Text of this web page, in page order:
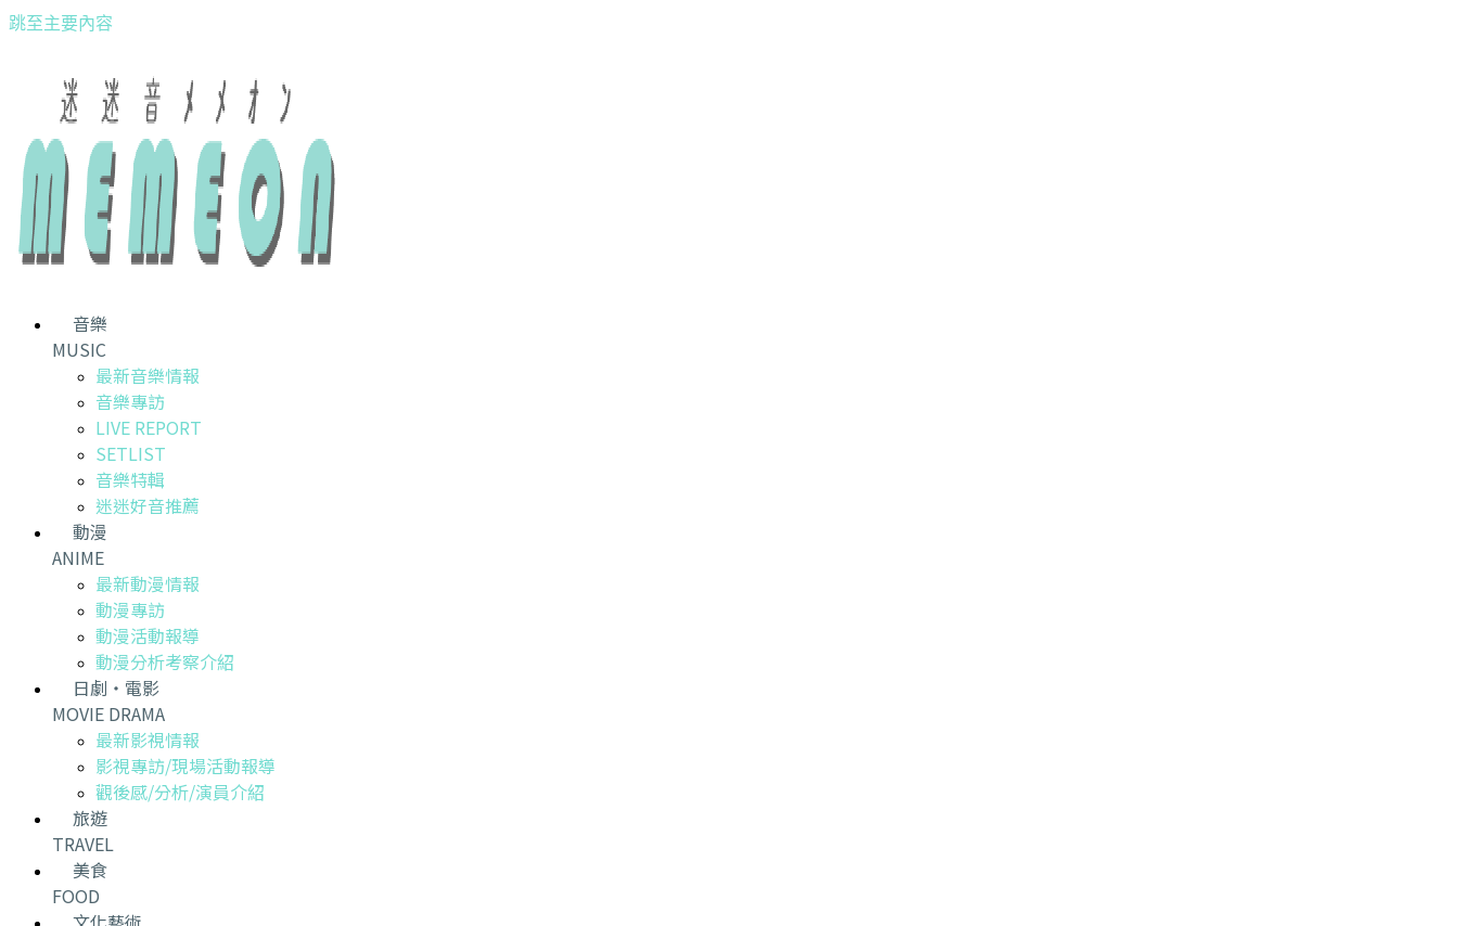
跳至主要內容
音樂
MUSIC
最新音樂情報
音樂專訪
LIVE REPORT
SETLIST
音樂特輯
迷迷好音推薦
動漫
ANIME
最新動漫情報
動漫專訪
動漫活動報導
動漫分析考察介紹
日劇・電影
MOVIE DRAMA
最新影視情報
影視專訪/現場活動報導
觀後感/分析/演員介紹
旅遊
TRAVEL
美食
FOOD